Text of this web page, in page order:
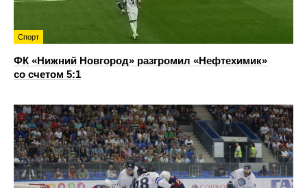
Спорт
ФК «Нижний Новгород» разгромил «Нефтехимик»
со счетом 5:1